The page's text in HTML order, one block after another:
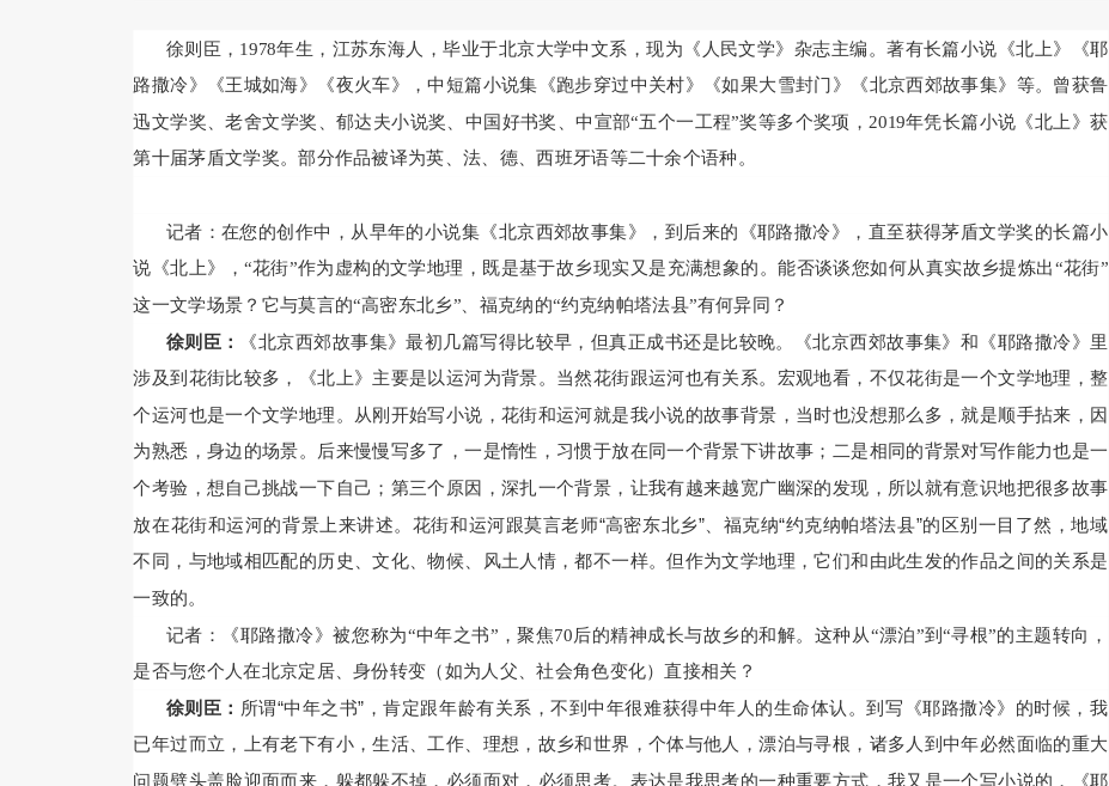
徐则臣，1978年生，江苏东海人，毕业于北京大学中文系，现为《人民文学》杂志主编。著有长篇小说《北上》《耶
路撒冷》《王城如海》《夜火车》，中短篇小说集《跑步穿过中关村》《如果大雪封门》《北京西郊故事集》等。曾获鲁
迅文学奖、老舍文学奖、郁达夫小说奖、中国好书奖、中宣部“五个一工程”奖等多个奖项，2019年凭长篇小说《北上》获
第十届茅盾文学奖。部分作品被译为英、法、德、西班牙语等二十余个语种。
记者：在您的创作中，从早年的小说集《北京西郊故事集》，到后来的《耶路撒冷》，直至获得茅盾文学奖的长篇小
说《北上》，“花街”作为虚构的文学地理，既是基于故乡现实又是充满想象的。能否谈谈您如何从真实故乡提炼出“花街”
这一文学场景？它与莫言的“高密东北乡”、福克纳的“约克纳帕塔法县”有何异同？
徐则臣：
《北京西郊故事集》最初几篇写得比较早，但真正成书还是比较晚。《北京西郊故事集》和《耶路撒冷》里
涉及到花街比较多，《北上》主要是以运河为背景。当然花街跟运河也有关系。宏观地看，不仅花街是一个文学地理，整
个运河也是一个文学地理。从刚开始写小说，花街和运河就是我小说的故事背景，当时也没想那么多，就是顺手拈来，因
为熟悉，身边的场景。后来慢慢写多了，一是惰性，习惯于放在同一个背景下讲故事；二是相同的背景对写作能力也是一
个考验，想自己挑战一下自己；第三个原因，深扎一个背景，让我有越来越宽广幽深的发现，所以就有意识地把很多故事
放在花街和运河的背景上来讲述。花街和运河跟莫言老师“高密东北乡”、福克纳“约克纳帕塔法县”的区别一目了然，地域
不同，与地域相匹配的历史、文化、物候、风土人情，都不一样。但作为文学地理，它们和由此生发的作品之间的关系是
一致的。
记者：《耶路撒冷》被您称为“中年之书”，聚焦70后的精神成长与故乡的和解。这种从“漂泊”到“寻根”的主题转向，
是否与您个人在北京定居、身份转变（如为人父、社会角色变化）直接相关？
徐则臣： 所谓“中年之书”，肯定跟年龄有关系，不到中年很难获得中年人的生命体认。到写《耶路撒冷》的时候，我
已年过而立，上有老下有小，生活、工作、理想，故乡和世界，个体与他人，漂泊与寻根，诸多人到中年必然面临的重大
问题劈头盖脸迎面而来，躲都躲不掉，必须面对，必须思考。表达是我思考的一种重要方式，我又是一个写小说的，《耶